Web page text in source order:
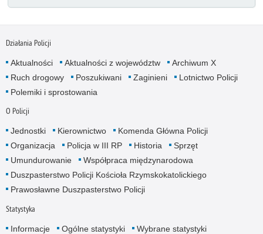
Działania Policji
Aktualności Aktualności z województw
Archiwum X
Ruch drogowy
Poszukiwani Zaginieni
Lotnictwo Policji
Polemiki i sprostowania
O Policji
Jednostki Kierownictwo
Komenda Główna Policji
Organizacja
Policja w III RP Historia
Sprzęt
Umundurowanie
Współpraca międzynarodowa
Duszpasterstwo Policji Kościoła Rzymskokatolickiego
Prawosławne Duszpasterstwo Policji
Statystyka
Informacje Ogólne statystyki
Wybrane statystyki